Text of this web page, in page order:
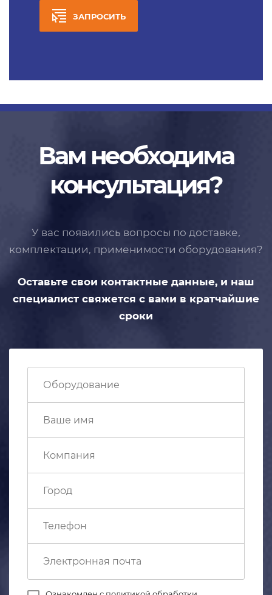
ЗАПРОСИТЬ
Вам необходима
консультация?
У вас появились вопросы по доставке,
комплектации, применимости оборудования?
Оставьте свои контактные данные, и наш
специалист свяжется с вами в кратчайшие
сроки